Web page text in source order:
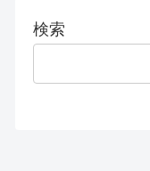
検索